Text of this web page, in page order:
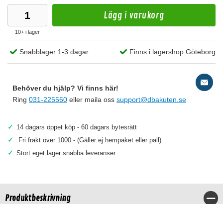
10+ i lager
Lägg i varukorg
Snabblager 1-3 dagar Finns i lagershop Göteborg
Behöver du hjälp? Vi finns här!
Ring 031-225560 eller maila oss support@dbakuten.se
✓ 14 dagars öppet köp - 60 dagars bytesrätt
✓ Fri frakt över 1000:- (Gäller ej hempaket eller pall)
✓ Stort eget lager snabba leveranser
Produktbeskrivning